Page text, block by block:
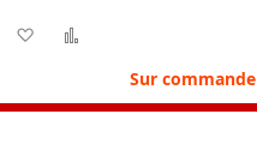
Ajouter à ma liste d’envie
Sur commande